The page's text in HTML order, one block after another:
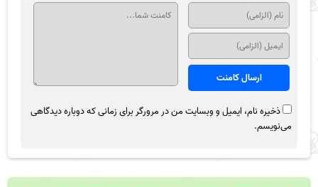
ذخیره نام، ایمیل و وبسایت من در مرورگر برای زمانی که دوباره دیدگاهی
می‌نویسم.